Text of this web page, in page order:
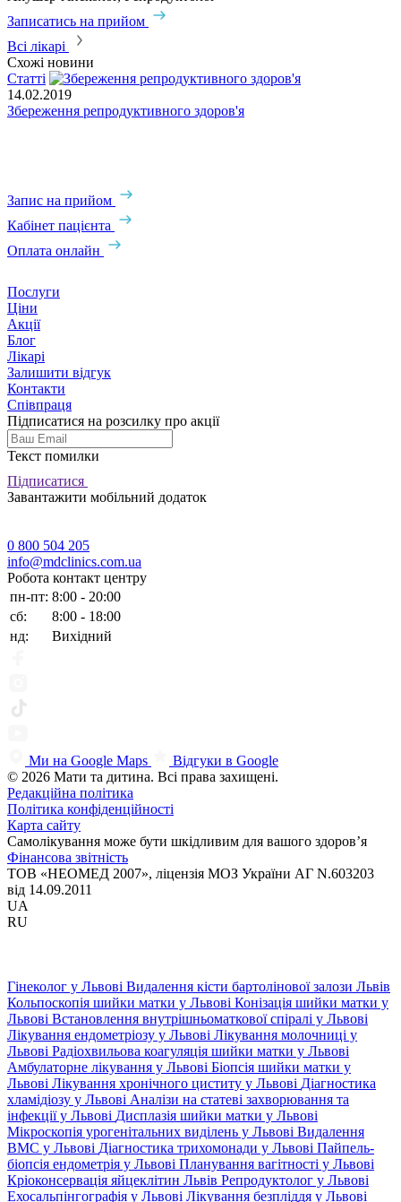
Записатись на прийом
Всі лікарі
Схожі новини
Статті
14.02.2019
Збереження репродуктивного здоров'я
Запис на прийом
Кабінет пацієнта
Оплата онлайн
Послуги
Ціни
Акції
Блог
Лікарі
Залишити відгук
Контакти
Співпраця
Підписатися на розсилку про акції
Текст помилки
Підписатися
Завантажити мобільний додаток
0 800 504 205
info@mdclinics.com.ua
Робота контакт центру
пн-пт: 8:00 - 20:00
сб:
8:00 - 18:00
нд:
Вихідний
Ми на Google Maps
Відгуки в Google
© 2026 Мати та дитина. Всі права захищені.
Редакційна політика
Політика конфіденційності
Карта сайту
Самолікування може бути шкідливим для вашого здоров’я
Фінансова звітність
ТОВ «НЕОМЕД 2007», ліцензія МОЗ України АГ N.603203
від 14.09.2011
UA
RU
Гінеколог у Львові Видалення кісти бартолінової залози Львів
Кольпоскопія шийки матки у Львові Конізація шийки матки у
Львові Встановлення внутрішньоматкової спіралі у Львові
Лікування ендометріозу у Львові Лікування молочниці у
Львові Радіохвильова коагуляція шийки матки у Львові
Амбулаторне лікування у Львові Біопсія шийки матки у
Львові Лікування хронічного циститу у Львові Діагностика
хламідіозу у Львові Аналізи на статеві захворювання та
інфекції у Львові Дисплазія шийки матки у Львові
Мікроскопія урогенітальних виділень у Львові Видалення
ВМС у Львові Діагностика трихомонади у Львові Пайпель-
біопсія ендометрія у Львові Планування вагітності у Львові
Кріоконсервація яйцеклітин Львів Репродуктолог у Львові
Ехосальпінгографія у Львові Лікування безпліддя у Львові